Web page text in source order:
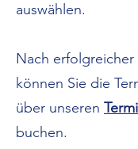
auswählen.
Nach
können Sie die
über unseren
buchen.